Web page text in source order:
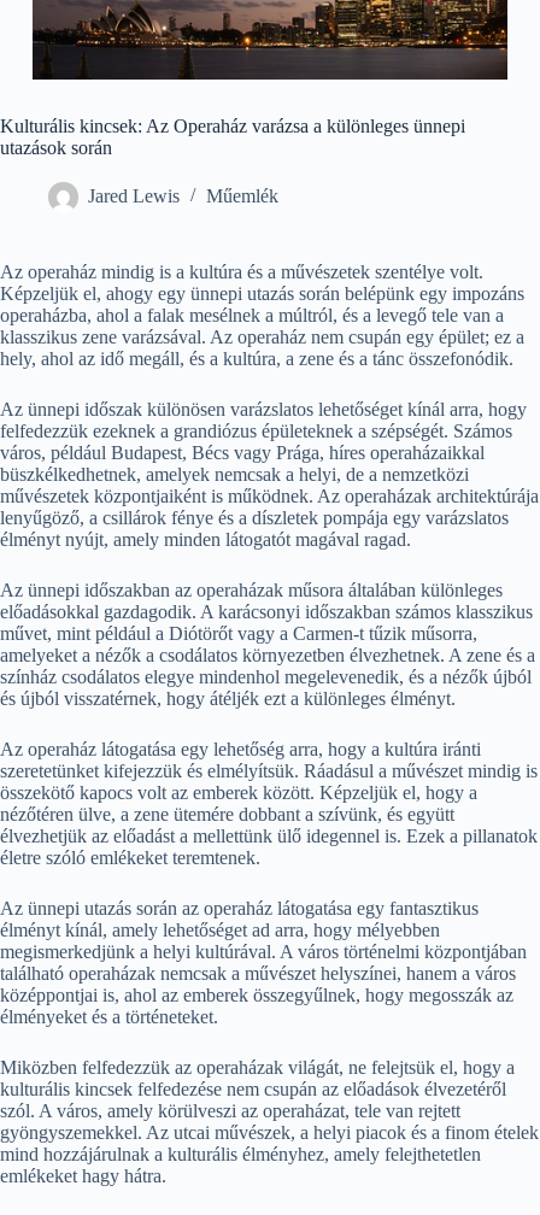
Kulturális kincsek: Az Operaház varázsa a különleges ünnepi
utazások során
Jared Lewis Műemlék
Az operaház mindig is a kultúra és a művészetek szentélye volt.
Képzeljük el, ahogy egy ünnepi utazás során belépünk egy impozáns
operaházba, ahol a falak mesélnek a múltról, és a levegő tele van a
klasszikus zene varázsával. Az operaház nem csupán egy épület; ez a
hely, ahol az idő megáll, és a kultúra, a zene és a tánc összefonódik.
Az ünnepi időszak különösen varázslatos lehetőséget kínál arra, hogy
felfedezzük ezeknek a grandiózus épületeknek a szépségét. Számos
város, például Budapest, Bécs vagy Prága, híres operaházaikkal
büszkélkedhetnek, amelyek nemcsak a helyi, de a nemzetközi
művészetek központjaiként is működnek. Az operaházak architektúrája
lenyűgöző, a csillárok fénye és a díszletek pompája egy varázslatos
élményt nyújt, amely minden látogatót magával ragad.
Az ünnepi időszakban az operaházak műsora általában különleges
előadásokkal gazdagodik. A karácsonyi időszakban számos klasszikus
művet, mint például a Diótörőt vagy a Carmen-t tűzik műsorra,
amelyeket a nézők a csodálatos környezetben élvezhetnek. A zene és a
színház csodálatos elegye mindenhol megelevenedik, és a nézők újból
és újból visszatérnek, hogy átéljék ezt a különleges élményt.
Az operaház látogatása egy lehetőség arra, hogy a kultúra iránti
szeretetünket kifejezzük és elmélyítsük. Ráadásul a művészet mindig is
összekötő kapocs volt az emberek között. Képzeljük el, hogy a
nézőtéren ülve, a zene ütemére dobbant a szívünk, és együtt
élvezhetjük az előadást a mellettünk ülő idegennel is. Ezek a pillanatok
életre szóló emlékeket teremtenek.
Az ünnepi utazás során az operaház látogatása egy fantasztikus
élményt kínál, amely lehetőséget ad arra, hogy mélyebben
megismerkedjünk a helyi kultúrával. A város történelmi központjában
található operaházak nemcsak a művészet helyszínei, hanem a város
középpontjai is, ahol az emberek összegyűlnek, hogy megosszák az
élményeket és a történeteket.
Miközben felfedezzük az operaházak világát, ne felejtsük el, hogy a
kulturális kincsek felfedezése nem csupán az előadások élvezetéről
szól. A város, amely körülveszi az operaházat, tele van rejtett
gyöngyszemekkel. Az utcai művészek, a helyi piacok és a finom ételek
mind hozzájárulnak a kulturális élményhez, amely felejthetetlen
emlékeket hagy hátra.